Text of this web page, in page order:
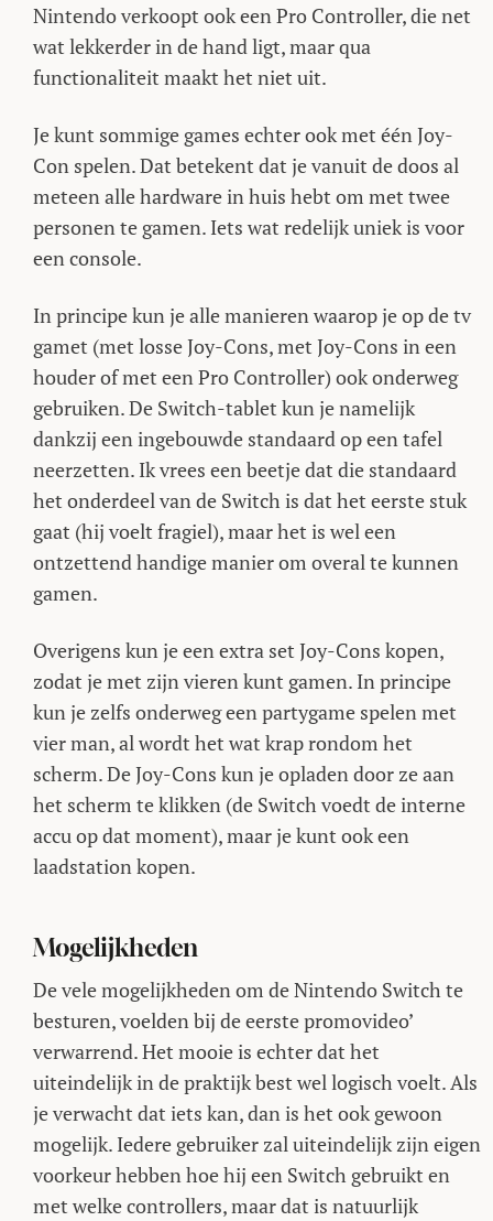
Nintendo verkoopt ook een Pro Controller, die net
wat lekkerder in de hand ligt, maar qua
functionaliteit maakt het niet uit.
Je kunt sommige games echter ook met één Joy-
Con spelen. Dat betekent dat je vanuit de doos al
meteen alle hardware in huis hebt om met twee
personen te gamen. Iets wat redelijk uniek is voor
een console.
In principe kun je alle manieren waarop je op de tv
gamet (met losse Joy-Cons, met Joy-Cons in een
houder of met een Pro Controller) ook onderweg
gebruiken. De Switch-tablet kun je namelijk
dankzij een ingebouwde standaard op een tafel
neerzetten. Ik vrees een beetje dat die standaard
het onderdeel van de Switch is dat het eerste stuk
gaat (hij voelt fragiel), maar het is wel een
ontzettend handige manier om overal te kunnen
gamen.
Overigens kun je een extra set Joy-Cons kopen,
zodat je met zijn vieren kunt gamen. In principe
kun je zelfs onderweg een partygame spelen met
vier man, al wordt het wat krap rondom het
scherm. De Joy-Cons kun je opladen door ze aan
het scherm te klikken (de Switch voedt de interne
accu op dat moment), maar je kunt ook een
laadstation kopen.
Mogelijkheden
De vele mogelijkheden om de Nintendo Switch te
besturen, voelden bij de eerste promovideo’
verwarrend. Het mooie is echter dat het
uiteindelijk in de praktijk best wel logisch voelt. Als
je verwacht dat iets kan, dan is het ook gewoon
mogelijk. Iedere gebruiker zal uiteindelijk zijn eigen
voorkeur hebben hoe hij een Switch gebruikt en
met welke controllers, maar dat is natuurlijk